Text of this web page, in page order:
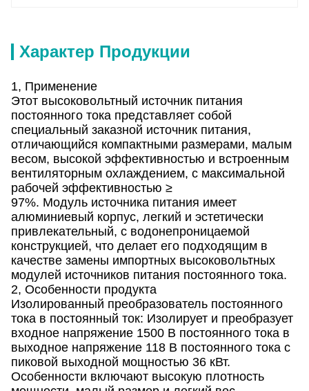
Характер Продукции
1, Применение
Этот высоковольтный источник питания
постоянного тока представляет собой
специальный заказной источник питания,
отличающийся компактными размерами, малым
весом, высокой эффективностью и встроенным
вентиляторным охлаждением, с максимальной
рабочей эффективностью ≥
97%. Модуль источника питания имеет
алюминиевый корпус, легкий и эстетически
привлекательный, с водонепроницаемой
конструкцией, что делает его подходящим в
качестве замены импортных высоковольтных
модулей источников питания постоянного тока.
2, Особенности продукта
Изолированный преобразователь постоянного
тока в постоянный ток: Изолирует и преобразует
входное напряжение 1500 В постоянного тока в
выходное напряжение 118 В постоянного тока с
пиковой выходной мощностью 36 кВт.
Особенности включают высокую плотность